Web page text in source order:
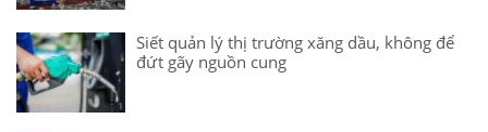
Siết quản lý thị trường xăng dầu, không để
đứt gãy nguồn cung